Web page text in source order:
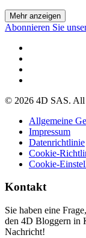
Mehr anzeigen
Abonnieren Sie
© 2026 4D SAS. All
Allgemeine
Impressum
Datenrichtlinie
Cookie-
Cookie-
Kontakt
Sie haben eine
den 4D Bloggern in
Nachricht!